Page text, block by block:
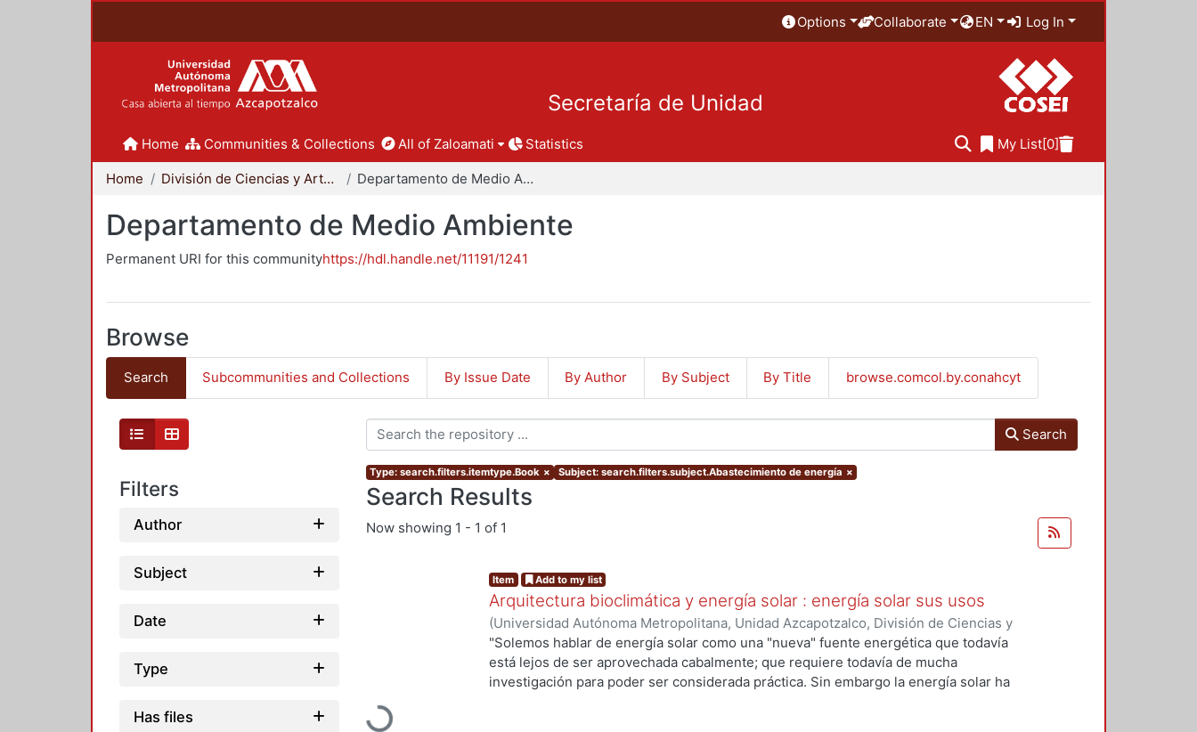
Options Collaborate EN Log In
Secretaría de Unidad
Home Communities & Collections All of Zaloamati Statistics My List[0]
Home División de Ciencias y Artes para el Diseño Departamento de Medio Ambiente
Departamento de Medio Ambiente
Permanent URI for this communityhttps://hdl.handle.net/11191/1241
Browse
Search Subcommunities and Collections By Issue Date By Author By Subject By Title browse.comcol.by.conahcyt
Filters
Author
Subject
Date
Type
Has files
Search
Type: search.filters.itemtype.Book × Subject: search.filters.subject.Abastecimiento de energía ×
Search Results
Now showing 1 - 1 of 1
Loading...
Item Add to my list
Arquitectura bioclimática y energía solar : energía solar sus usos
(Universidad Autónoma Metropolitana, Unidad Azcapotzalco, División de Ciencias y
Artes para el Diseño, Departamento de Medio ambiente,1985)Hoyos, Gilberto de
"Solemos hablar de energía solar como una "nueva" fuente energética que todavía
está lejos de ser aprovechada cabalmente; que requiere todavía de mucha
investigación para poder ser considerada práctica. Sin embargo la energía solar ha